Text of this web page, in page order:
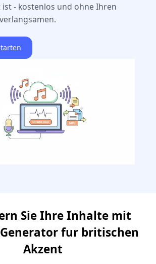
- kostenlos und ohne Ihren
Sie Ihre Inhalte mit
fur britischen
Akzent